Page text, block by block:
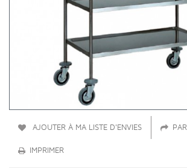
AJOUTER À MA LISTE D'ENVIES
IMPRIMER